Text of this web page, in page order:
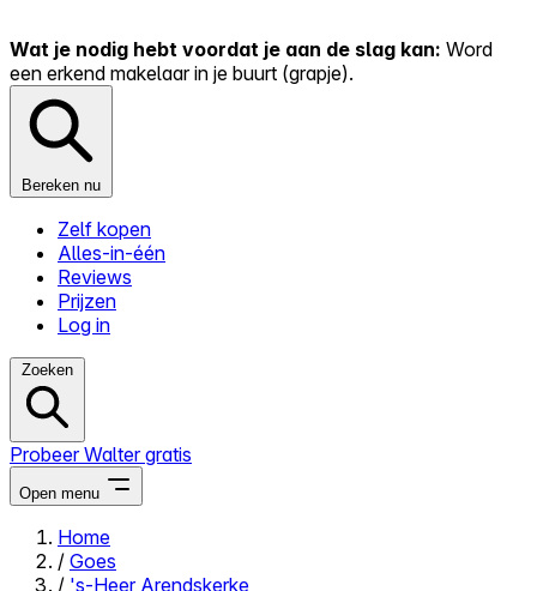
Wat je nodig hebt voordat je aan de slag kan: Word
een erkend makelaar in je buurt (grapje).
Bereken nu
Zelf kopen
Alles-in-één
Reviews
Prijzen
Log in
Zoeken
Probeer Walter gratis
Open menu
Close menu
Home
/ Goes
/ 's-Heer Arendskerke